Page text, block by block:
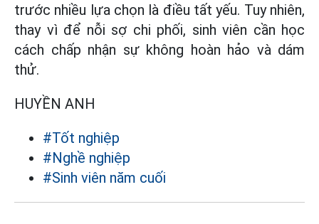
trước nhiều lựa chọn là điều tất yếu. Tuy nhiên,
thay vì để nỗi sợ chi phối, sinh viên cần học
cách chấp nhận sự không hoàn hảo và dám
thử.
HUYỀN ANH
#Tốt nghiệp
#Nghề nghiệp
#Sinh viên năm cuối